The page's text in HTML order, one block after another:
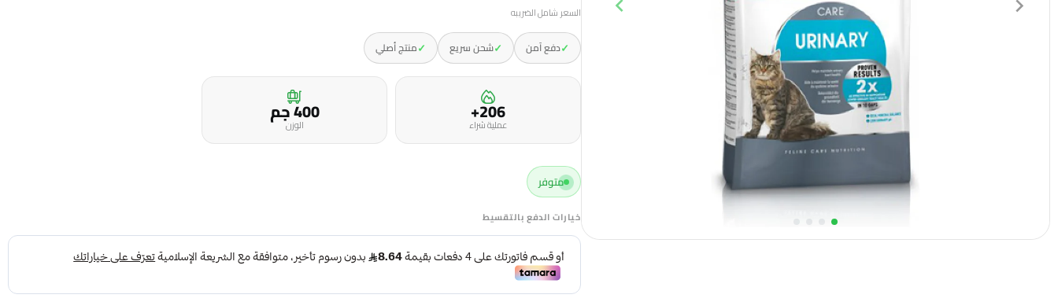
السعر شامل الضريبه
✓دفع آمن ✓شحن سريع ✓منتج أصلي
206+
عملية شراء 400 جمالوزن
متوفر
خيارات الدفع بالتقسيط